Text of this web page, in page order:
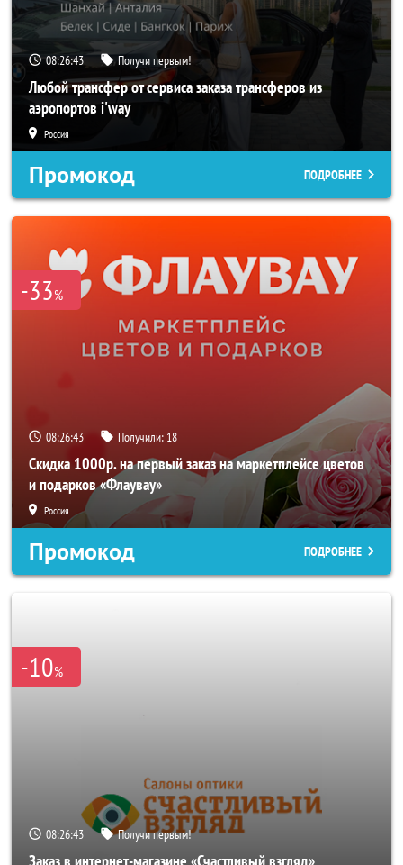
08:26:40 Получи первым!
Любой трансфер от сервиса заказа трансферов из
аэропортов i'way
Россия
Промокод ПОДРОБНЕЕ
-33%
08:26:40 Получили: 18
Скидка 1000р. на первый заказ на маркетплейсе цветов
и подарков «Флаувау»
Россия
Промокод ПОДРОБНЕЕ
-10%
08:26:40 Получи первым!